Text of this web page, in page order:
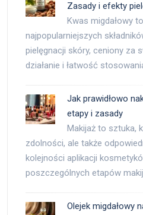
Zasady i efekty
Kwas migdałowy
najpopularniejszych
pielęgnacji skóry, ceniony za
działanie i łatwość
Jak prawidłowo
etapy i zasady
Makijaż to sztuka,
zdolności, ale także
kolejności aplikacji
poszczególnych etapów
Olejek migdałowy